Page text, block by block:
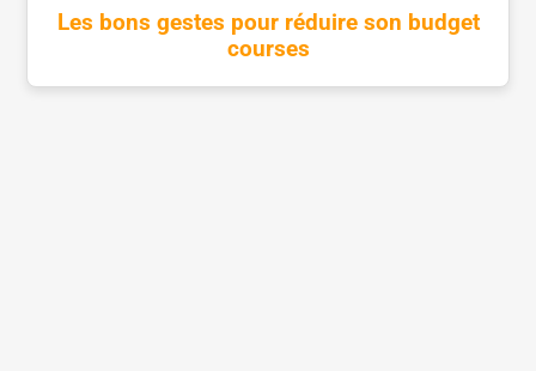
Les bons gestes pour réduire son budget
courses